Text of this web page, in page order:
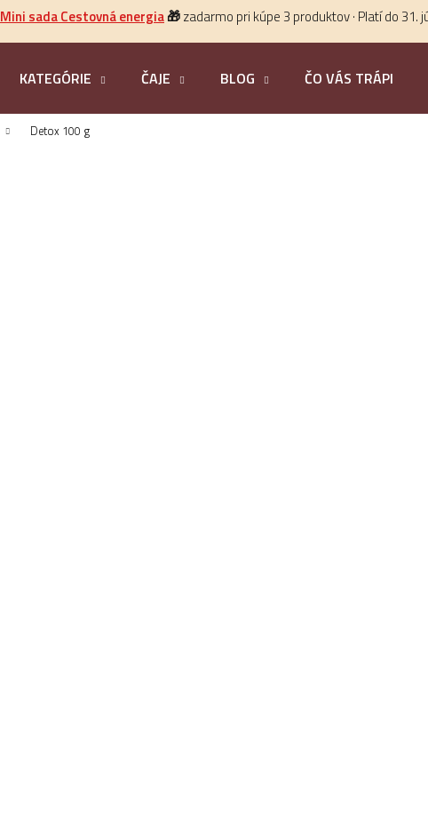
Mini sada Cestovná energia🎁zadarmo pri kúpe 3 produktov · Platí do 31.
KATEGÓRIE ČAJE BLOG ČO VÁS TRÁPI?
Detox 100 g